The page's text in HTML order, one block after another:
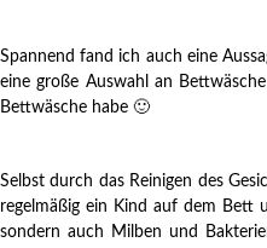
Spannend fand ich auch eine
eine große Auswahl an
Bettwäsche habe 🙂
Selbst durch das Reinigen des
regelmäßig ein Kind auf dem Bett
sondern auch Milben und